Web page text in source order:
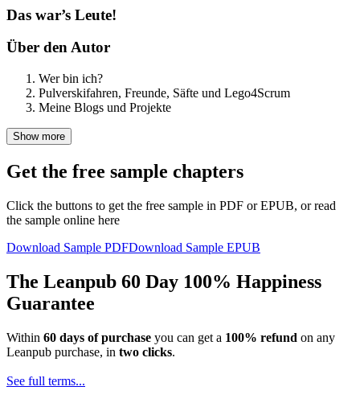
Das war’s Leute!
Über den Autor
Wer bin ich?
Pulverskifahren, Freunde, Säfte und Lego4Scrum
Meine Blogs und Projekte
Show more
Get the free sample chapters
Click the buttons to get the free sample in PDF or EPUB, or read
the sample online here
Download Sample PDFDownload Sample EPUB
The Leanpub 60 Day 100% Happiness
Guarantee
Within 60 days of purchase you can get a 100% refund on any
Leanpub purchase, in two clicks.
See full terms...